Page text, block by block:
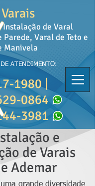
Instalação de Varal
Parede, Varal de Teto e
Manivela
ATENDIMENTO:
1980|
0864
3981
e
de Varais
Ademar